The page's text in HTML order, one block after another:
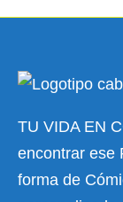
TU VIDA EN
encontrar ese
forma de